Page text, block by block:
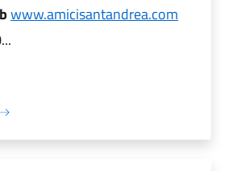
www.amicisantandrea.com